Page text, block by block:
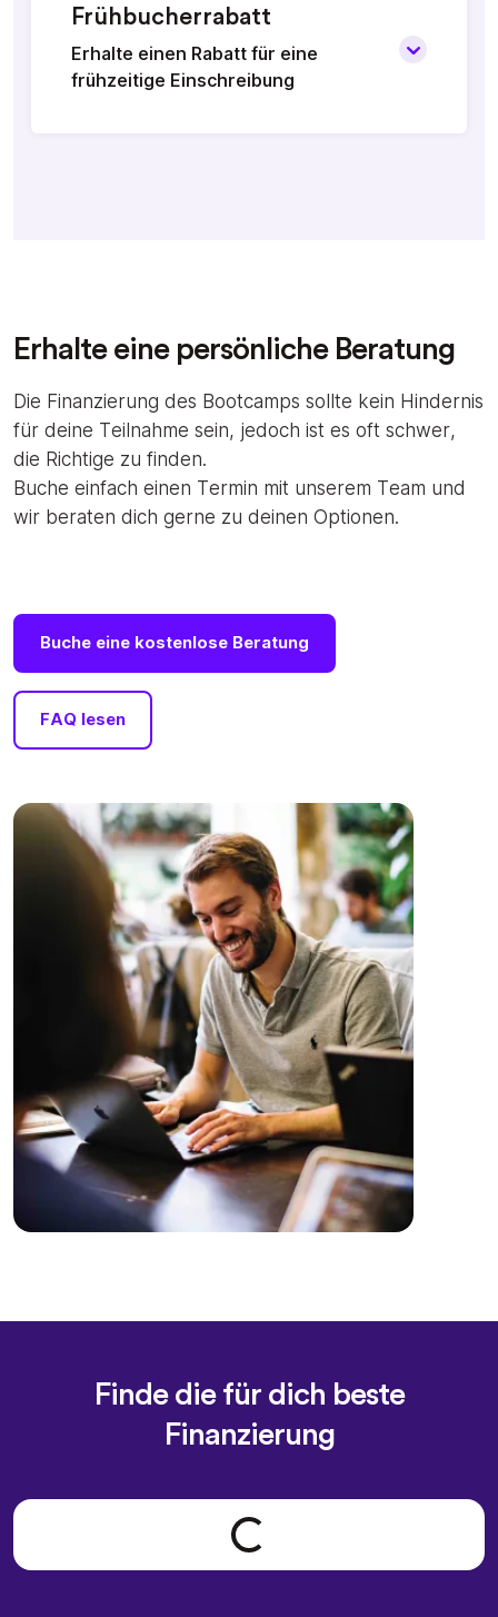
Frühbucherrabatt
Erhalte einen Rabatt für eine
frühzeitige Einschreibung
Erhalte eine persönliche Beratung
Die Finanzierung des Bootcamps sollte kein Hindernis
für deine Teilnahme sein, jedoch ist es oft schwer,
die Richtige zu finden.
Buche einfach einen Termin mit unserem Team und
wir beraten dich gerne zu deinen Optionen.
Buche eine kostenlose Beratung
FAQ lesen
Finde die für dich beste
Finanzierung
Loading form...